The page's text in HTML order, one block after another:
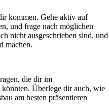
kommen. Gehe aktiv auf
und frage nach möglichen
nicht ausgeschrieben sind, und
machen.
die dir im
Überlege dir auch, wie
am besten präsentieren